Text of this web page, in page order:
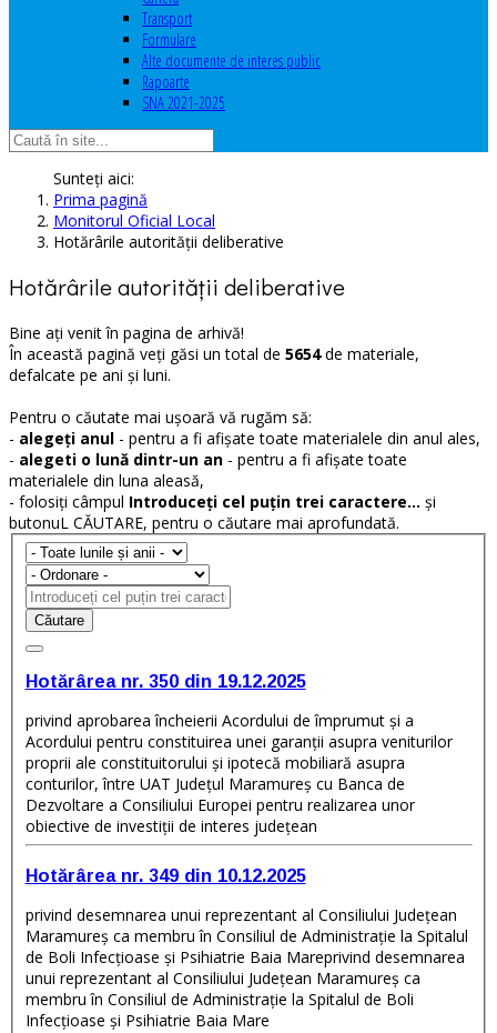
Transport
Formulare
Alte documente de interes public
Rapoarte
SNA 2021-2025
Sunteți aici:
Prima pagină
Monitorul Oficial Local
Hotărârile autorităţii deliberative
Hotărârile autorităţii deliberative
Bine ați venit în pagina de arhivă!
În această pagină veți găsi un total de 5654de materiale,
defalcate pe ani și luni.
Pentru o căutate mai ușoară vă rugăm să:
- alegeți anul - pentru a fi afișate toate materialele din anul ales,
- alegeti o lună dintr-un an - pentru a fi afișate toate
materialele din luna aleasă,
- folosiți câmpul Introduceți cel puțin trei caractere... și
butonuL CĂUTARE, pentru o căutare mai aprofundată.
Căutare
Hotărârea nr. 350 din 19.12.2025
privind aprobarea încheierii Acordului de împrumut și a
Acordului pentru constituirea unei garanții asupra veniturilor
proprii ale constituitorului și ipotecă mobiliară asupra
conturilor, între UAT Județul Maramureș cu Banca de
Dezvoltare a Consiliului Europei pentru realizarea unor
obiective de investiții de interes județean
Hotărârea nr. 349 din 10.12.2025
privind desemnarea unui reprezentant al Consiliului Județean
Maramureș ca membru în Consiliul de Administrație la Spitalul
de Boli Infecțioase și Psihiatrie Baia Mareprivind desemnarea
unui reprezentant al Consiliului Județean Maramureș ca
membru în Consiliul de Administrație la Spitalul de Boli
Infecțioase și Psihiatrie Baia Mare